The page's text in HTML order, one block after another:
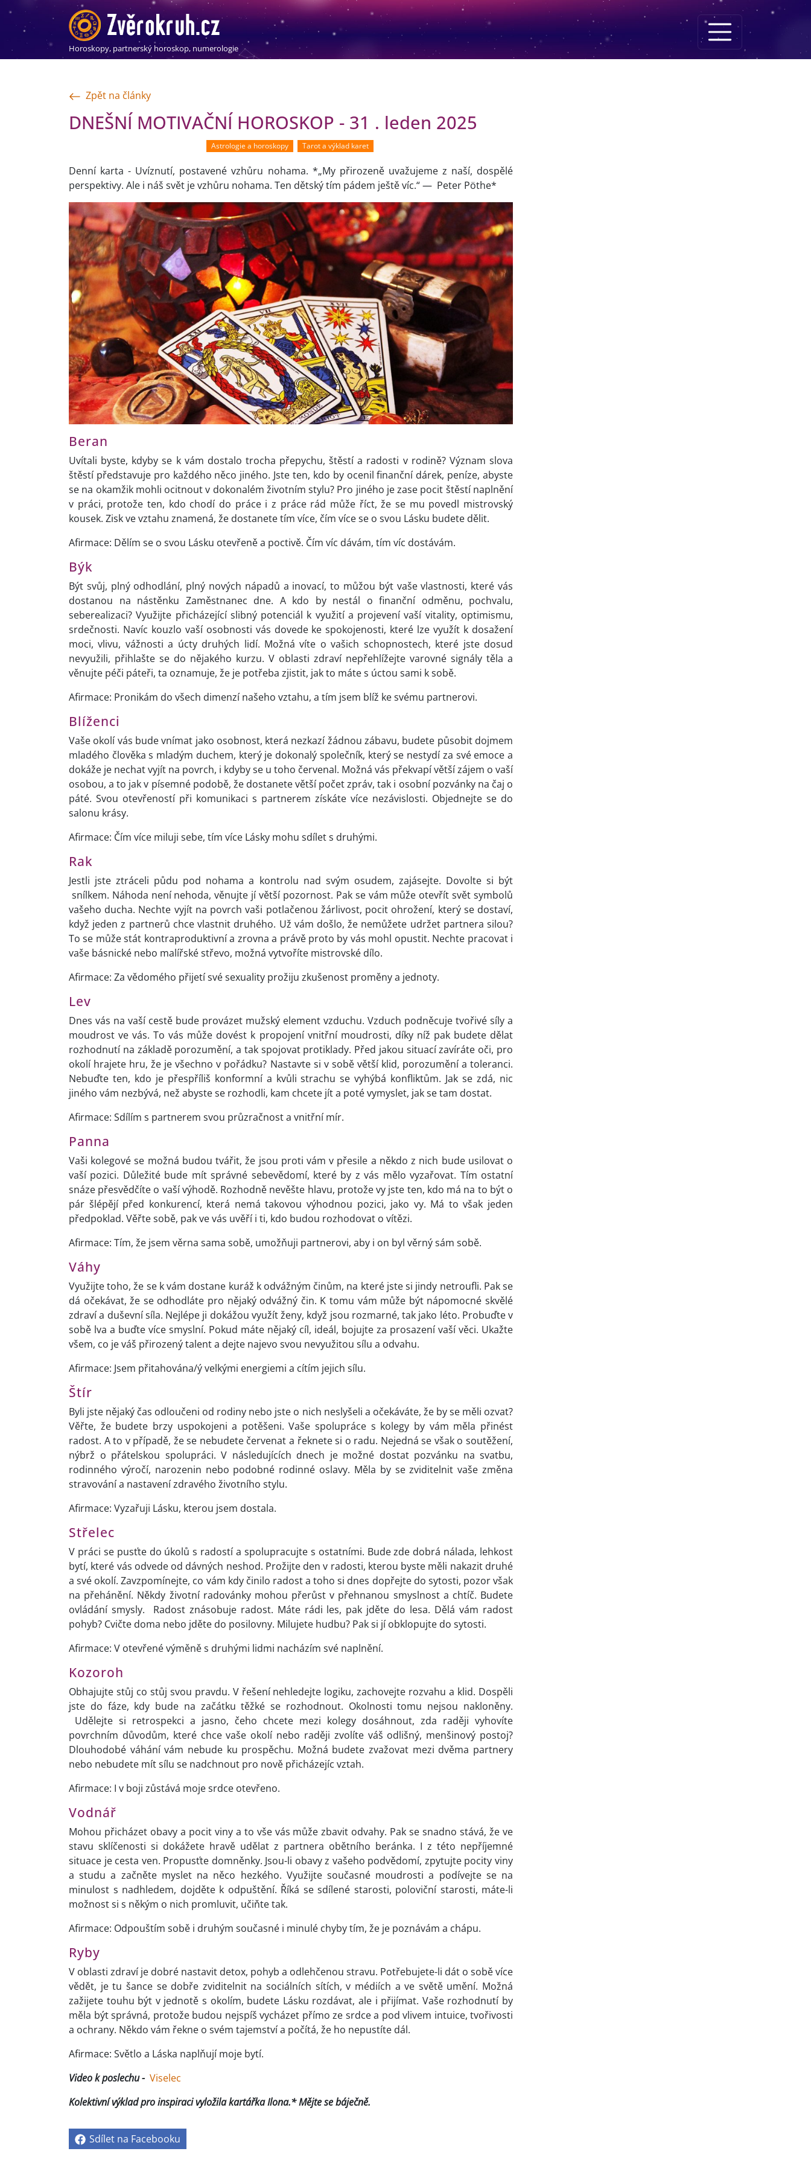
Horoskopy, partnerský horoskop, numerologie
Zpět na články
DNEŠNÍ MOTIVAČNÍ HOROSKOP - 31 . leden 2025
Astrologie a horoskopy Tarot a výklad karet
Denní karta - Uvíznutí, postavené vzhůru nohama. *„My přirozeně uvažujeme z naší, dospělé
perspektivy. Ale i náš svět je vzhůru nohama. Ten dětský tím pádem ještě víc.“ — Peter Pöthe*
Beran
Uvítali byste, kdyby se k vám dostalo trocha přepychu, štěstí a radosti v rodině? Význam slova
štěstí představuje pro každého něco jiného. Jste ten, kdo by ocenil finanční dárek, peníze, abyste
se na okamžik mohli ocitnout v dokonalém životním stylu? Pro jiného je zase pocit štěstí naplnění
v práci, protože ten, kdo chodí do práce i z práce rád může říct, že se mu povedl mistrovský
kousek. Zisk ve vztahu znamená, že dostanete tím více, čím více se o svou Lásku budete dělit.
Afirmace: Dělím se o svou Lásku otevřeně a poctivě. Čím víc dávám, tím víc dostávám.
Býk
Být svůj, plný odhodlání, plný nových nápadů a inovací, to můžou být vaše vlastnosti, které vás
dostanou na nástěnku Zaměstnanec dne. A kdo by nestál o finanční odměnu, pochvalu,
seberealizaci? Využijte přicházející slibný potenciál k využití a projevení vaší vitality, optimismu,
srdečnosti. Navíc kouzlo vaší osobnosti vás dovede ke spokojenosti, které lze využít k dosažení
moci, vlivu, vážnosti a úcty druhých lidí. Možná víte o vašich schopnostech, které jste dosud
nevyužili, přihlašte se do nějakého kurzu. V oblasti zdraví nepřehlížejte varovné signály těla a
věnujte péči páteři, ta oznamuje, že je potřeba zjistit, jak to máte s úctou sami k sobě.
Afirmace: Pronikám do všech dimenzí našeho vztahu, a tím jsem blíž ke svému partnerovi.
Blíženci
Vaše okolí vás bude vnímat jako osobnost, která nezkazí žádnou zábavu, budete působit dojmem
mladého člověka s mladým duchem, který je dokonalý společník, který se nestydí za své emoce a
dokáže je nechat vyjít na povrch, i kdyby se u toho červenal. Možná vás překvapí větší zájem o vaší
osobou, a to jak v písemné podobě, že dostanete větší počet zpráv, tak i osobní pozvánky na čaj o
páté. Svou otevřeností při komunikaci s partnerem získáte více nezávislosti. Objednejte se do
salonu krásy.
Afirmace: Čím více miluji sebe, tím více Lásky mohu sdílet s druhými.
Rak
Jestli jste ztráceli půdu pod nohama a kontrolu nad svým osudem, zajásejte. Dovolte si být
snílkem. Náhoda není nehoda, věnujte jí větší pozornost. Pak se vám může otevřít svět symbolů
vašeho ducha. Nechte vyjít na povrch vaši potlačenou žárlivost, pocit ohrožení, který se dostaví,
když jeden z partnerů chce vlastnit druhého. Už vám došlo, že nemůžete udržet partnera silou?
To se může stát kontraproduktivní a zrovna a právě proto by vás mohl opustit. Nechte pracovat i
vaše básnické nebo malířské střevo, možná vytvoříte mistrovské dílo.
Afirmace: Za vědomého přijetí své sexuality prožiju zkušenost proměny a jednoty.
Lev
Dnes vás na vaší cestě bude provázet mužský element vzduchu. Vzduch podněcuje tvořivé síly a
moudrost ve vás. To vás může dovést k propojení vnitřní moudrosti, díky níž pak budete dělat
rozhodnutí na základě porozumění, a tak spojovat protiklady. Před jakou situací zavíráte oči, pro
okolí hrajete hru, že je všechno v pořádku? Nastavte si v sobě větší klid, porozumění a toleranci.
Nebuďte ten, kdo je přespříliš konformní a kvůli strachu se vyhýbá konfliktům. Jak se zdá, nic
jiného vám nezbývá, než abyste se rozhodli, kam chcete jít a poté vymyslet, jak se tam dostat.
Afirmace: Sdílím s partnerem svou průzračnost a vnitřní mír.
Panna
Vaši kolegové se možná budou tvářit, že jsou proti vám v přesile a někdo z nich bude usilovat o
vaší pozici. Důležité bude mít správné sebevědomí, které by z vás mělo vyzařovat. Tím ostatní
snáze přesvědčíte o vaší výhodě. Rozhodně nevěšte hlavu, protože vy jste ten, kdo má na to být o
pár šlépějí před konkurencí, která nemá takovou výhodnou pozici, jako vy. Má to však jeden
předpoklad. Věřte sobě, pak ve vás uvěří i ti, kdo budou rozhodovat o vítězi.
Afirmace: Tím, že jsem věrna sama sobě, umožňuji partnerovi, aby i on byl věrný sám sobě.
Váhy
Využijte toho, že se k vám dostane kuráž k odvážným činům, na které jste si jindy netroufli. Pak se
dá očekávat, že se odhodláte pro nějaký odvážný čin. K tomu vám může být nápomocné skvělé
zdraví a duševní síla. Nejlépe ji dokážou využít ženy, když jsou rozmarné, tak jako léto. Probuďte v
sobě lva a buďte více smyslní. Pokud máte nějaký cíl, ideál, bojujte za prosazení vaší věci. Ukažte
všem, co je váš přirozený talent a dejte najevo svou nevyužitou sílu a odvahu.
Afirmace: Jsem přitahována/ý velkými energiemi a cítím jejich sílu.
Štír
Byli jste nějaký čas odloučeni od rodiny nebo jste o nich neslyšeli a očekáváte, že by se měli ozvat?
Věřte, že budete brzy uspokojeni a potěšeni. Vaše spolupráce s kolegy by vám měla přinést
radost. A to v případě, že se nebudete červenat a řeknete si o radu. Nejedná se však o soutěžení,
nýbrž o přátelskou spolupráci. V následujících dnech je možné dostat pozvánku na svatbu,
rodinného výročí, narozenin nebo podobné rodinné oslavy. Měla by se zviditelnit vaše změna
stravování a nastavení zdravého životního stylu.
Afirmace: Vyzařuji Lásku, kterou jsem dostala.
Střelec
V práci se pusťte do úkolů s radostí a spolupracujte s ostatními. Bude zde dobrá nálada, lehkost
bytí, které vás odvede od dávných neshod. Prožijte den v radosti, kterou byste měli nakazit druhé
a své okolí. Zavzpomínejte, co vám kdy činilo radost a toho si dnes dopřejte do sytosti, pozor však
na přehánění. Někdy životní radovánky mohou přerůst v přehnanou smyslnost a chtíč. Budete
ovládání smysly. Radost znásobuje radost. Máte rádi les, pak jděte do lesa. Dělá vám radost
pohyb? Cvičte doma nebo jděte do posilovny. Milujete hudbu? Pak si jí obklopujte do sytosti.
Afirmace: V otevřené výměně s druhými lidmi nacházím své naplnění.
Kozoroh
Obhajujte stůj co stůj svou pravdu. V řešení nehledejte logiku, zachovejte rozvahu a klid. Dospěli
jste do fáze, kdy bude na začátku těžké se rozhodnout. Okolnosti tomu nejsou nakloněny.
Udělejte si retrospekci a jasno, čeho chcete mezi kolegy dosáhnout, zda raději vyhovíte
povrchním důvodům, které chce vaše okolí nebo raději zvolíte váš odlišný, menšinový postoj?
Dlouhodobé váhání vám nebude ku prospěchu. Možná budete zvažovat mezi dvěma partnery
nebo nebudete mít sílu se nadchnout pro nově přicházejíc vztah.
Afirmace: I v boji zůstává moje srdce otevřeno.
Vodnář
Mohou přicházet obavy a pocit viny a to vše vás může zbavit odvahy. Pak se snadno stává, že ve
stavu sklíčenosti si dokážete hravě udělat z partnera obětního beránka. I z této nepříjemné
situace je cesta ven. Propusťte domněnky. Jsou-li obavy z vašeho podvědomí, zpytujte pocity viny
a studu a začněte myslet na něco hezkého. Využijte současné moudrosti a podívejte se na
minulost s nadhledem, dojděte k odpuštění. Říká se sdílené starosti, poloviční starosti, máte-li
možnost si s někým o nich promluvit, učiňte tak.
Afirmace: Odpouštím sobě i druhým současné i minulé chyby tím, že je poznávám a chápu.
Ryby
V oblasti zdraví je dobré nastavit detox, pohyb a odlehčenou stravu. Potřebujete-li dát o sobě více
vědět, je tu šance se dobře zviditelnit na sociálních sítích, v médiích a ve světě umění. Možná
zažijete touhu být v jednotě s okolím, budete Lásku rozdávat, ale i přijímat. Vaše rozhodnutí by
měla být správná, protože budou nejspíš vycházet přímo ze srdce a pod vlivem intuice, tvořivosti
a ochrany. Někdo vám řekne o svém tajemství a počítá, že ho nepustíte dál.
Afirmace: Světlo a Láska naplňují moje bytí.
Video k poslechu - Viselec
Kolektivní výklad pro inspiraci vyložila kartářka Ilona.* Mějte se báječně.
Sdílet na Facebooku